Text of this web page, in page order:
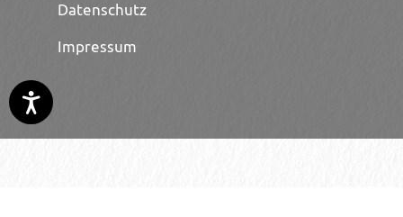
Datenschutz
Impressum